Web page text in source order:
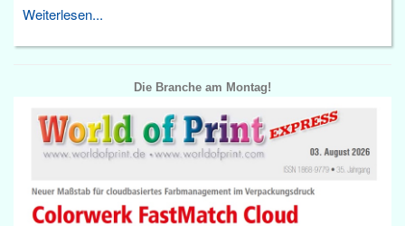
Weiterlesen...
Die Branche am Montag!